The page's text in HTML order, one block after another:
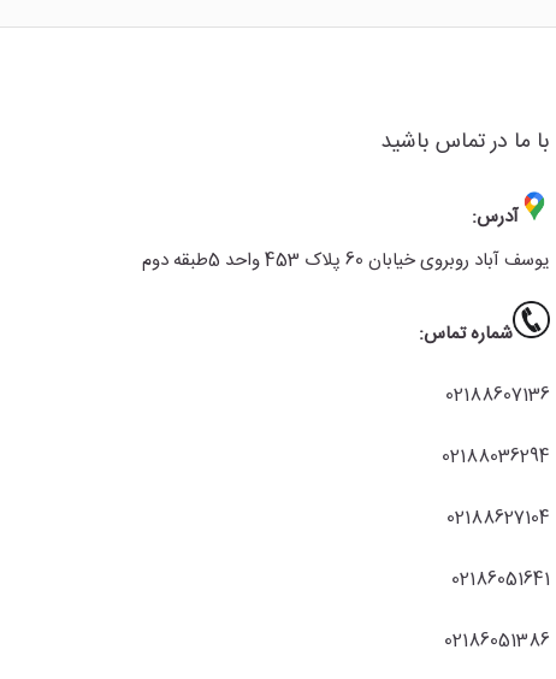
با ما در تماس باشید
آدرس:
یوسف آباد روبروی خیابان 60 پلاک 453 واحد 5طبقه دوم
شماره تماس:
02188607136
02188036294
02188627104
02186051641
02186051386